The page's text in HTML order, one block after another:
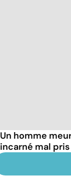
Un homme
incarné mal